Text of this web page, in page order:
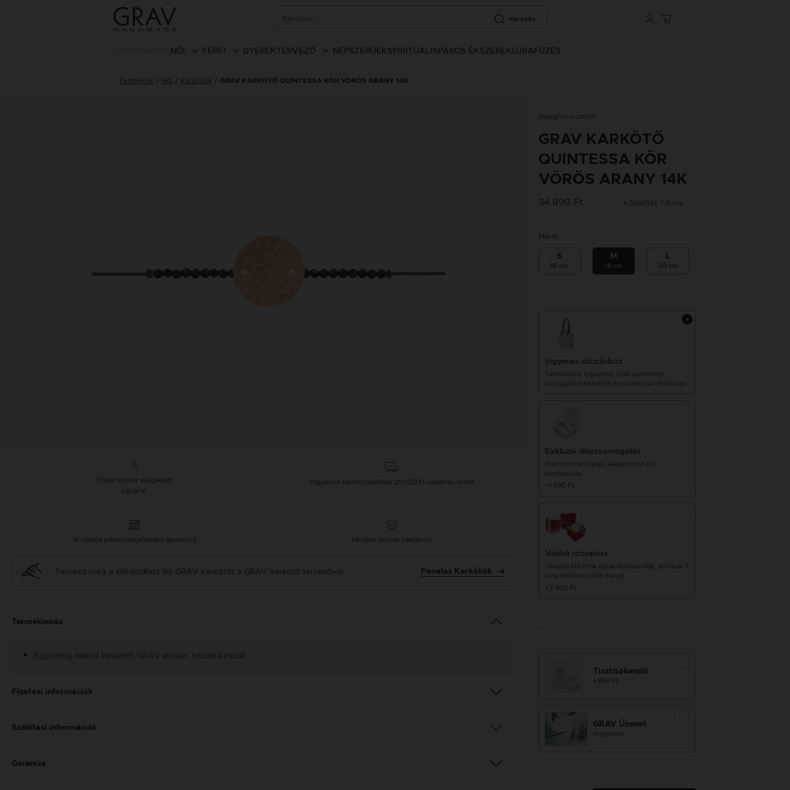
Keresés
NŐI FÉRFI GYEREK TERVEZŐ NÉPSZERŰEK SPIRITUÁLIS PÁROS ÉKSZEREK ÚJRAFŰZÉS
Termékek Női Karkötők GRAV KARKÖTŐ QUINTESSA KÖR VÖRÖS ARANY 14K
Több tízezer elégedett
vásárló
Ingyenes házhozszállítás 21 000 Ft vásárlás felett
16 napos pénzvisszafizetési garancia Minden ékszer raktáron
Tervezd meg a stílusodhoz illő GRAV karkötőt a GRAV karkötő tervezővel. Fonalas Karkötők
Termékleírás
Egyedileg neked készített GRAV ékszer, kézzel készült.
Fizetési információk
Szállítási információk
Garancia
designer-custom
GRAV KARKÖTŐ
QUINTESSA KÖR
VÖRÖS ARANY 14K
34 890 Ft Szállítás: 1-3 nap
Méret
S
16 cm
M
18 cm
L
20 cm
Ingyenes díszdoboz
Termékeink ingyenes, újrahasznosított
anyagokból készített díszdobozban érkeznek
Exkluzív díszcsomagolás
Prémium minőségű, alkalomhoz illő
csomagolás.
+1 590 Ft
Valódi rózsabox
Válaszd élő örök rózsa dobozunkat, ami akár 3
évig tökéletes dísz marad.
+3 990 Ft
Tisztítókendő
+990 Ft
GRAV Üzenet
ingyenes